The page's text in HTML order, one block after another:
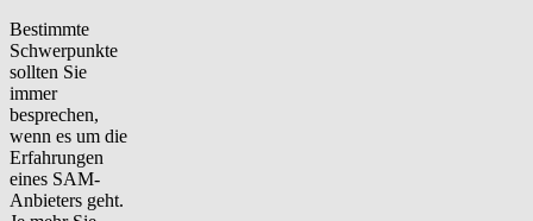
Bestimmte
Schwerpunkte
sollten Sie
immer
besprechen,
wenn es um die
Erfahrungen
eines SAM-
Anbieters geht.